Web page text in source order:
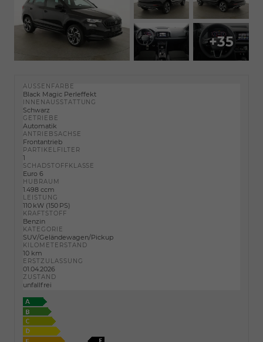
+35
AUSSENFARBE
Black Magic Perleffekt
INNENAUSSTATTUNG
Schwarz
GETRIEBE
Automatik
ANTRIEBSACHSE
Frontantrieb
PARTIKELFILTER
1
SCHADSTOFFKLASSE
Euro 6
HUBRAUM
1.498 ccm
LEISTUNG
110 kW (150 PS)
KRAFTSTOFF
Benzin
KATEGORIE
SUV/Geländewagen/Pickup
KILOMETERSTAND
10 km
ERSTZULASSUNG
01.04.2026
ZUSTAND
unfallfrei